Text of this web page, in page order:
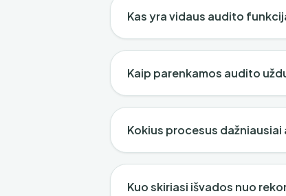
Kas yra vidaus audito
Kaip parenkamos audito
Kokius procesus
Kuo skiriasi išvados nuo